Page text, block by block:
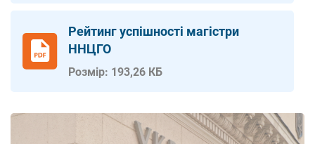
Рейтинг успішності магістри
ННЦГО
Розмір: 193,26 КБ